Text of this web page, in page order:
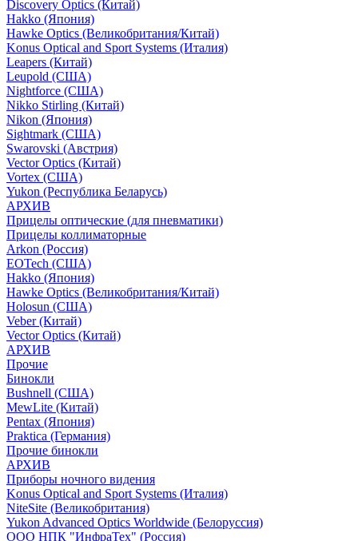
Discovery Optics (Китай)
Hakko (Япония)
Hawke Optics (Великобритания/Китай)
Konus Optical and Sport Systems (Италия)
Leapers (Китай)
Leupold (США)
Nightforce (США)
Nikko Stirling (Китай)
Nikon (Япония)
Sightmark (США)
Swarovski (Австрия)
Vector Optics (Китай)
Vortex (США)
Yukon (Республика Беларусь)
АРХИВ
Прицелы оптические (для пневматики)
Прицелы коллиматорные
Arkon (Россия)
EOTech (США)
Hakko (Япония)
Hawke Optics (Великобритания/Китай)
Holosun (США)
Veber (Китай)
Vector Optics (Китай)
АРХИВ
Прочие
Бинокли
Bushnell (США)
MewLite (Китай)
Pentax (Япония)
Praktica (Германия)
Прочие бинокли
АРХИВ
Приборы ночного видения
Konus Optical and Sport Systems (Италия)
NiteSite (Великобритания)
Yukon Advanced Optics Worldwide (Белоруссия)
ООО НПК "ИнфраТех" (Россия)